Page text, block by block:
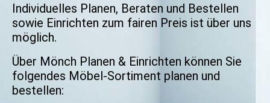
Individuelles Planen, Beraten und Bestellen
sowie Einrichten zum fairen Preis ist über uns
möglich.
Über Mönch Planen & Einrichten können Sie
folgendes Möbel-Sortiment planen und
bestellen: